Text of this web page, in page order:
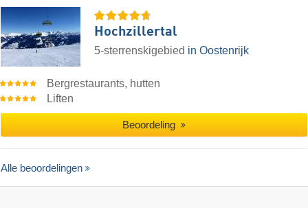
Hochzillertal
5-sterrenskigebied in Oostenrijk
Bergrestaurants, hutten
Liften
Beoordeling
Alle beoordelingen